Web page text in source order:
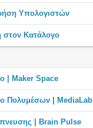
Υπολογιστών
στον Κατάλογο
| Maker Space
Πολυμέσων | MediaLab
| Brain Pulse